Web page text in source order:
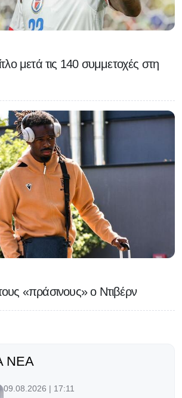
μετά τις 140 συμμετοχές στη
«πράσινους» ο Ντιβέρν
ΝΈΑ
09.08.2026 | 17:11